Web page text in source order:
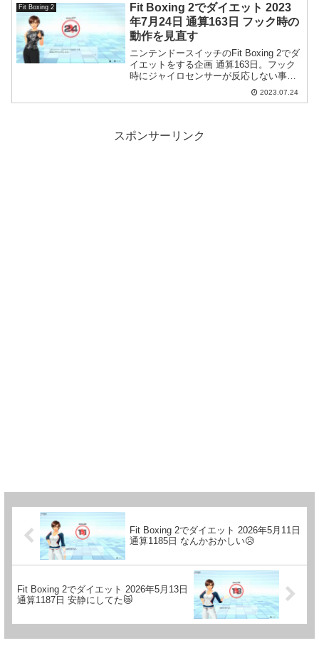
Fit Boxing 2
Fit Boxing 2でダイエット 2023
年7月24日 通算163日 フック時の
動作を見直す
ニンテンドースイッチのFit Boxing 2でダ
イエットをする企画 通算163日。フック
時にジャイロセンサーが反応しない事へ
の対応策が見つかった気がします。2023.07.24
スポンサーリンク
Fit Boxing 2でダイエット 2026年5月11日
通算1185日 なんかおかしい😥
Fit Boxing 2でダイエット 2026年5月13日
通算1187日 安静にしてた😿